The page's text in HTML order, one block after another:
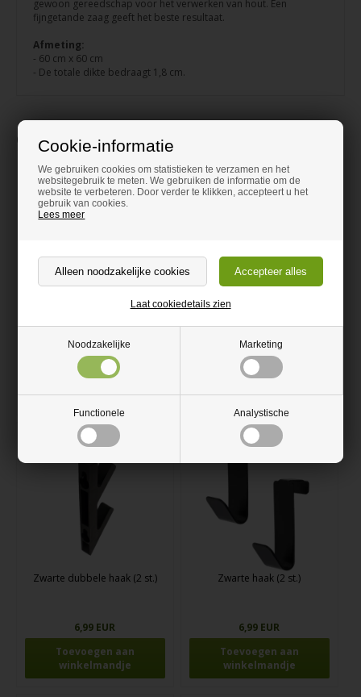
Cookie-informatie
We gebruiken cookies om statistieken te verzamen en het
websitegebruik te meten. We gebruiken de informatie om de
website te verbeteren. Door verder te klikken, accepteert u het
gebruik van cookies.
Lees meer
Noodzakelijke Marketing
Functionele Analystische
Laat cookiedetails zien
gewoon gereedschap voor het verwerken van hout. Een
fijngetande zaag geeft het beste resultaat.
Afmeting:
- 60 cm x 60 cm
- De totale dikte bedraagt 1,8 cm.
Gerelateerde waren
Zwarte Schroeven 4.0 x 30 mm
24,95 EUR
Care Oil Naturel 500 ml
39,95 EUR
Zwarte dubbele haak (2 st.)
6,99 EUR
Zwarte haak (2 st.)
6,99 EUR